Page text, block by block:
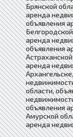
Брянской
аренда
объявления
аренда
объявления
аренда
области,
объявления
Амурской
аренда